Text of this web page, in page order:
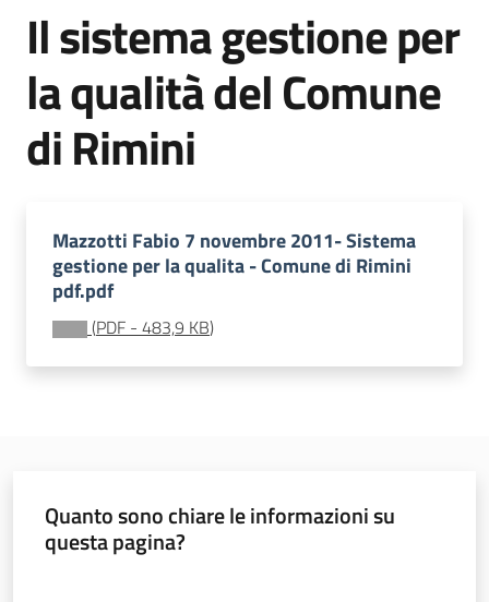
estivi
e
soggiorni
socioeducativi
Formazione
Menu selezionato
Il sistema gestione per
la qualità del Comune
di Rimini
Mazzotti Fabio 7 novembre 2011- Sistema
gestione per la qualita - Comune di Rimini
pdf.pdf
(PDF - 483,9 KB)
Quanto sono chiare le informazioni su
questa pagina?